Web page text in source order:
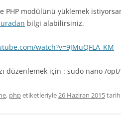
PHP modülünü yüklemek
bilgi alabilirsiniz.
watch?v=9JMuQFLA_KM
düzenlemek için : sudo nano /
, phpetiketleriyle26 Haziran 2015